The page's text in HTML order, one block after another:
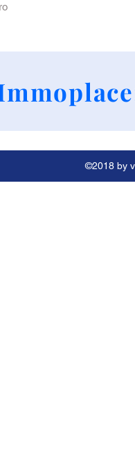
©2018 by